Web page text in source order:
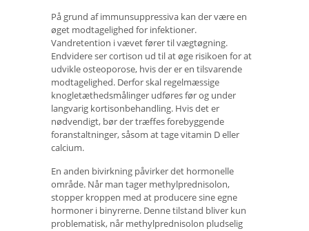
På grund af immunsuppressiva kan der være en
øget modtagelighed for infektioner.
Vandretention i vævet fører til vægtøgning.
Endvidere ser cortison ud til at øge risikoen for at
udvikle osteoporose, hvis der er en tilsvarende
modtagelighed. Derfor skal regelmæssige
knogletæthedsmålinger udføres før og under
langvarig kortisonbehandling. Hvis det er
nødvendigt, bør der træffes forebyggende
foranstaltninger, såsom at tage vitamin D eller
calcium.
En anden bivirkning påvirker det hormonelle
område. Når man tager methylprednisolon,
stopper kroppen med at producere sine egne
hormoner i binyrerne. Denne tilstand bliver kun
problematisk, når methylprednisolon pludselig